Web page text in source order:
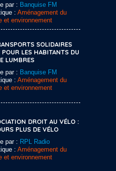
par : Banquise FM
: Aménagement du
et environnement
SOLIDAIRES
POUR LES HABITANTS DU
LUMBRES
par : Banquise FM
: Aménagement du
et environnement
DROIT AU VÉLO :
PLUS DE VÉLO
par : RPL Radio
: Aménagement du
et environnement